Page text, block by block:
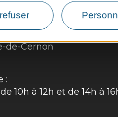
DE-CERNON
de-Cernon
:
10h à 12h et de 14h à